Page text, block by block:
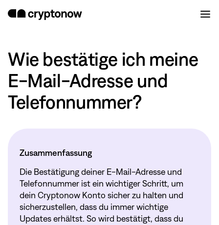
Wie bestätige ich meine
E-Mail-Adresse und
Telefonnummer?
Zusammenfassung
Die Bestätigung deiner E-Mail-Adresse und
Telefonnummer ist ein wichtiger Schritt, um
dein Cryptonow Konto sicher zu halten und
sicherzustellen, dass du immer wichtige
Updates erhältst. So wird bestätigt, dass du